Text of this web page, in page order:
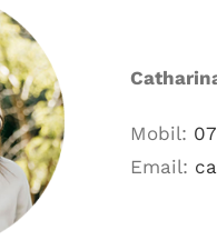
Mobil:
Email: